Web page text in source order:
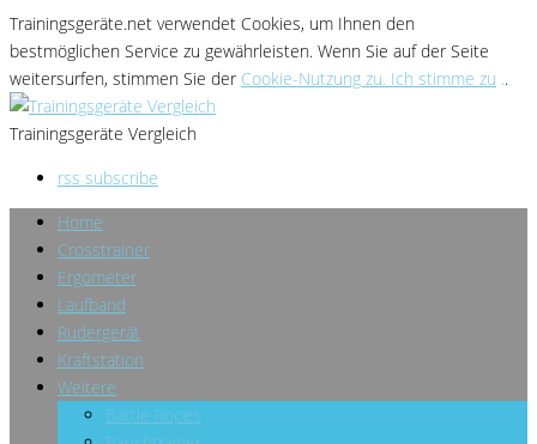
Trainingsgeräte.net verwendet Cookies, um Ihnen den
bestmöglichen Service zu gewährleisten. Wenn Sie auf der Seite
weitersurfen, stimmen Sie der Cookie-Nutzung zu. Ich stimme zu ..
Trainingsgeräte Vergleich
rss subscribe
Home
Crosstrainer
Ergometer
Laufband
Rudergerät
Kraftstation
Weitere
Battle Ropes